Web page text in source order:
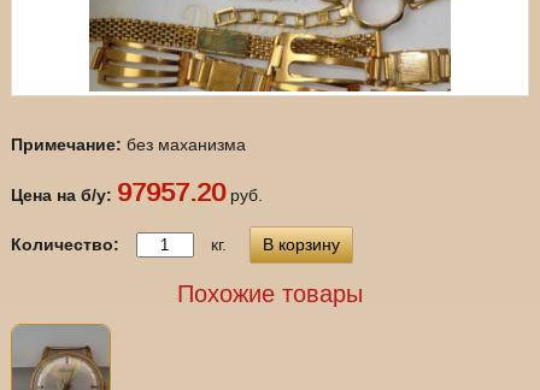
Примечание: без маханизма
Цена на б/у: 97957.20руб.
Количество: кг. В корзину
Похожие товары